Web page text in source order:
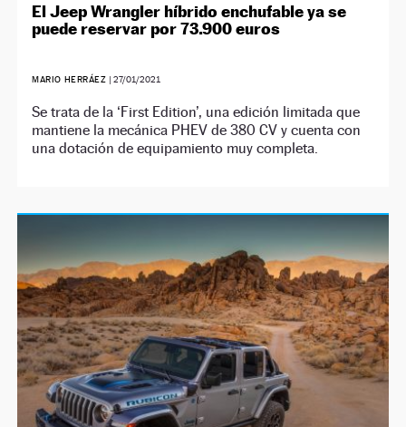
El Jeep Wrangler híbrido enchufable ya se
puede reservar por 73.900 euros
MARIO HERRÁEZ | 27/01/2021
Se trata de la ‘First Edition’, una edición limitada que
mantiene la mecánica PHEV de 380 CV y cuenta con
una dotación de equipamiento muy completa.